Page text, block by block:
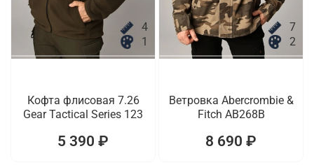
4
1
Кофта флисовая 7.26
Gear Tactical Series 123
5 390 ₽
7
2
Ветровка Abercrombie &
Fitch AB268B
8 690 ₽